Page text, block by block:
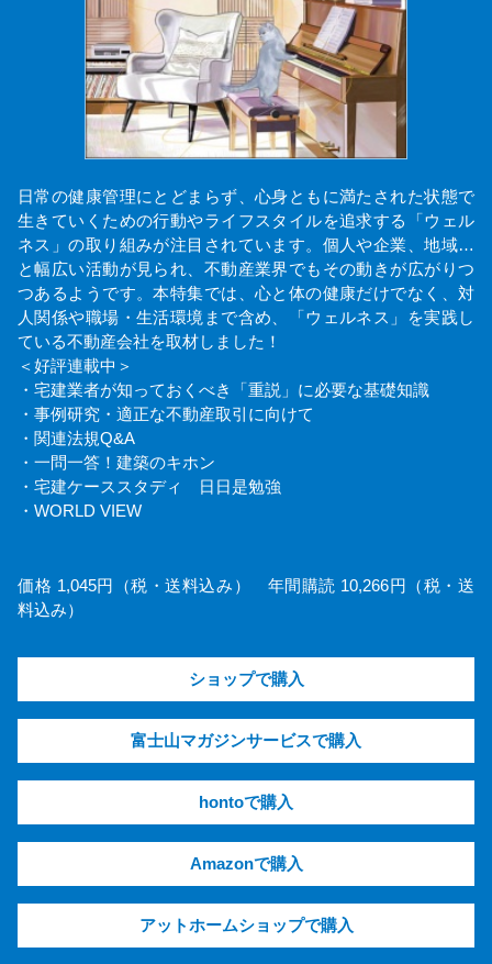
日常の健康管理にとどまらず、心身ともに満たされた状態で
生きていくための行動やライフスタイルを追求する「ウェル
ネス」の取り組みが注目されています。個人や企業、地域…
と幅広い活動が見られ、不動産業界でもその動きが広がりつ
つあるようです。本特集では、心と体の健康だけでなく、対
人関係や職場・生活環境まで含め、「ウェルネス」を実践し
ている不動産会社を取材しました！
＜好評連載中＞
・宅建業者が知っておくべき「重説」に必要な基礎知識
・事例研究・適正な不動産取引に向けて
・関連法規Q&A
・一問一答！建築のキホン
・宅建ケーススタディ 日日是勉強
・WORLD VIEW
価格 1,045円（税・送料込み） 年間購読 10,266円（税・送
料込み）
ショップで購入
富士山マガジンサービスで購入
hontoで購入
Amazonで購入
アットホームショップで購入